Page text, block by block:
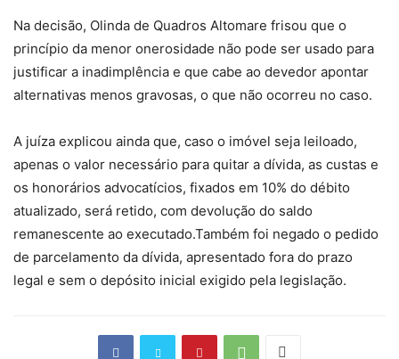
Na decisão, Olinda de Quadros Altomare frisou que o
princípio da menor onerosidade não pode ser usado para
justificar a inadimplência e que cabe ao devedor apontar
alternativas menos gravosas, o que não ocorreu no caso.
A juíza explicou ainda que, caso o imóvel seja leiloado,
apenas o valor necessário para quitar a dívida, as custas e
os honorários advocatícios, fixados em 10% do débito
atualizado, será retido, com devolução do saldo
remanescente ao executado.Também foi negado o pedido
de parcelamento da dívida, apresentado fora do prazo
legal e sem o depósito inicial exigido pela legislação.